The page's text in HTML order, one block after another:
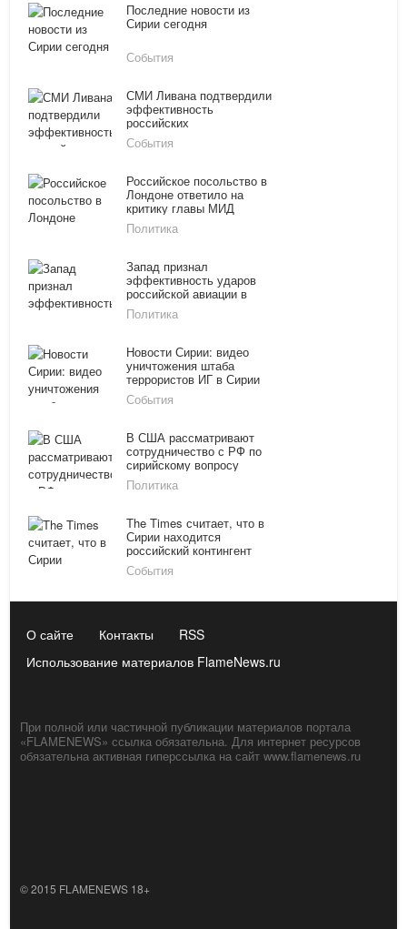
Последние новости из
Сирии сегодня
События
СМИ Ливана подтвердили
эффективность
российских
бомбардировок в Сирии
События
Российское посольство в
Лондоне ответило на
критику главы МИД
Великобритании
Политика
Запад признал
эффективность ударов
российской авиации в
Сирии
Политика
Новости Сирии: видео
уничтожения штаба
террористов ИГ в Сирии
российской авиацией,
карта боевых действий
События
В США рассматривают
сотрудничество с РФ по
сирийскому вопросу
Политика
The Times считает, что в
Сирии находится
российский контингент
События
О сайте Контакты
RSS
Использование материалов FlameNews.ru
При полной или частичной публикации материалов портала
«FLAMENEWS» ссылка обязательна. Для интернет ресурсов
обязательна активная гиперссылка на сайт www.flamenews.ru
© 2015 FLAMENEWS 18+